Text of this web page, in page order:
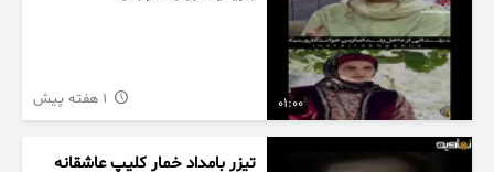
01:00
تیزر بامداد خمار کلیپ عاشقانه